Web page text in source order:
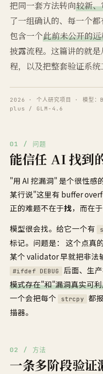
把同一套方法转向较新
了一组确认的、每一个
包含一个此前未公开的
披露流程。这篇讲的就
程，以及把整套验证系统
2026 · 个人研究项目 · 模型
plus / GLM-4.6
01 / 问题
能信任 AI 找到
"用 AI 挖漏洞" 是个很性感
某行说"这里有 buffer
正的难题不在于找，而在于
模型很会找。给它一个有
标记。问题是： 这个点真
某个 validator 早就把非法
#ifdef DEBUG 后面、生
模式存在"和"漏洞真实可
一个会把每个
strcpy 都
描器。
02 / 方法
一条多阶段验证